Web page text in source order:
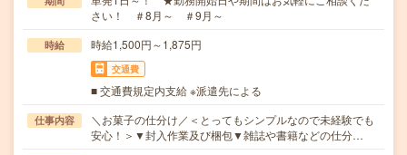
さい！ ＃8月～ ＃9月～
時給 時給1,500円～1,875円
交通費
■ 交通費規定内支給 ※派遣先による
仕事内容
＼お菓子の仕分け／＜とってもシンプルなので未経験でも
安心！＞▼封入作業及び梱包▼雑誌や書籍などの仕分…